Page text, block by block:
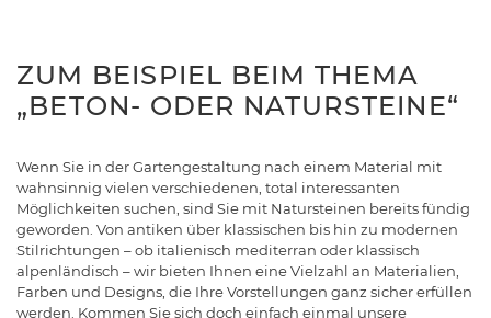
ZUM BEISPIEL BEIM THEMA
„BETON- ODER NATURSTEINE“
Wenn Sie in der Gartengestaltung nach einem Material mit
wahnsinnig vielen verschiedenen, total interessanten
Möglichkeiten suchen, sind Sie mit Natursteinen bereits fündig
geworden. Von antiken über klassischen bis hin zu modernen
Stilrichtungen – ob italienisch mediterran oder klassisch
alpenländisch – wir bieten Ihnen eine Vielzahl an Materialien,
Farben und Designs, die Ihre Vorstellungen ganz sicher erfüllen
werden. Kommen Sie sich doch einfach einmal unsere